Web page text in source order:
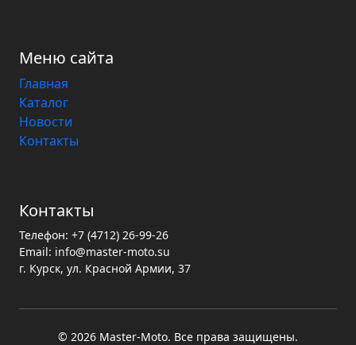
Меню сайта
Главная
Каталог
Новости
Контакты
Контакты
Телефон: +7 (4712) 26-99-26
Email: info@master-moto.su
г. Курск, ул. Красной Армии, 37
© 2026 Master‑Moto. Все права защищены.